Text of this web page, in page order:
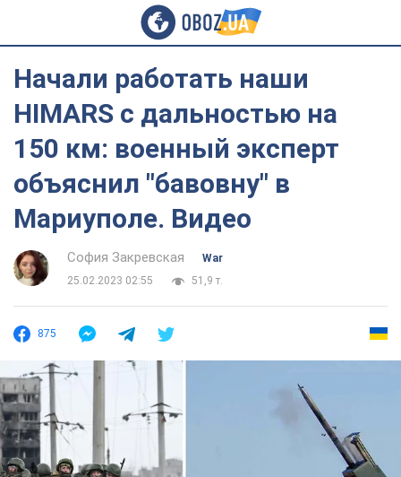
Начали работать наши
HIMARS с дальностью на
150 км: военный эксперт
объяснил "бавовну" в
Мариуполе. Видео
София Закревская
War
25.02.2023 02:55
51,9 т.
875